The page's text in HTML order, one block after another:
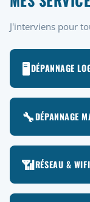
J'interviens pour
🖥️DÉPANNAGE
🔧DÉPANNAGE
📶RÉSEAU & WIFI